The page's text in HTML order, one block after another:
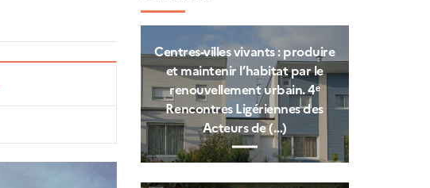
Centres‑villes vivants : produire
et maintenir l’habitat par le
renouvellement urbain. 4ᵉ
Rencontres Ligériennes des
Acteurs de (…)